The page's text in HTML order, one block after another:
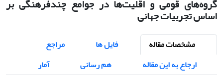
گروه‌های قومی و اقلیت‌ها در جوامع چندفرهنگی بر
اساس تجربیات جهانی
مشخصات مقاله فایل ها
مراجع
ارجاع به این مقاله
هم رسانی
آمار